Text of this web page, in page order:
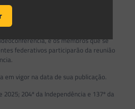
Técnico Consultivo Permanente,
e dos grupos de trabalhos
no Distrito Federal se reunirão
e os membros que se
federativos participarão da reunião
em vigor na data de sua publicação.
204º da Independência e 137º da